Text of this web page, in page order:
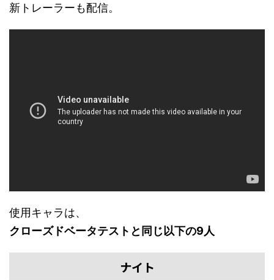
新トレーラーも配信。
使用キャラは、
クローズドベータテストと同じ以下の9人
ナイト